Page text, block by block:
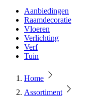
Aanbiedingen
Raamdecoratie
Vloeren
Verlichting
Verf
Tuin
Home
Assortiment